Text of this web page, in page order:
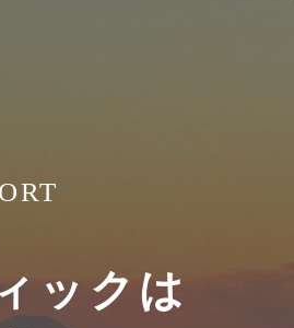
ックは